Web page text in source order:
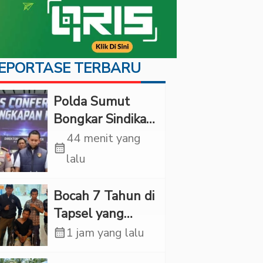
TERBARU
Polda Sumut
Bongkar Sindikat
Scamming
Internasional,
Rp6,7 Miliar
calendar_month
44 menit yang
lalu
Bocah 7 Tahun di
Tapsel yang
Ditemukan
calendar_month1 jam yang lalu